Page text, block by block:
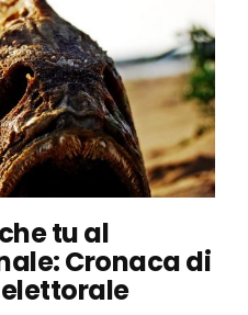
tu al
Cronaca di